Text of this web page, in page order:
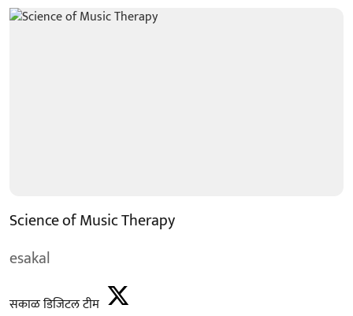
Science of Music Therapy
esakal
सकाळ डिजिटल टीम